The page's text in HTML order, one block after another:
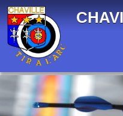
Panneau de gestion des